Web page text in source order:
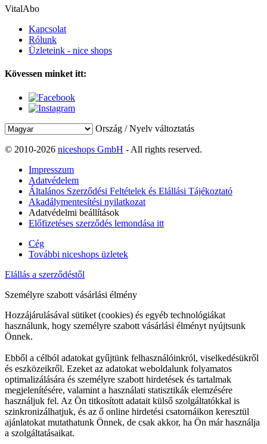
VitalAbo
Kapcsolat
Rólunk
Üzleteink - nice shops
Kövessen minket itt:
Ország / Nyelv változtatás
© 2010-2026 niceshops GmbH - All rights reserved.
Impresszum
Adatvédelem
Általános Szerződési Feltételek és Elállási Tájékoztató
Akadálymentesítési nyilatkozat
Adatvédelmi beállítások
Előfizetéses szerződés lemondása itt
Cég
További niceshops üzletek
Elállás a szerződéstől
Személyre szabott vásárlási élmény
Hozzájárulásával sütiket (cookies) és egyéb technológiákat
használunk, hogy személyre szabott vásárlási élményt nyújtsunk
Önnek.
Ebből a célból adatokat gyűjtünk felhasználóinkról, viselkedésükről
és eszközeikről. Ezeket az adatokat weboldalunk folyamatos
optimalizálására és személyre szabott hirdetések és tartalmak
megjelenítésére, valamint a használati statisztikák elemzésére
használjuk fel. Az Ön titkosított adatait külső szolgáltatókkal is
szinkronizálhatjuk, és az ő online hirdetési csatornáikon keresztül
ajánlatokat mutathatunk Önnek, de csak akkor, ha Ön már használja
a szolgáltatásaikat.